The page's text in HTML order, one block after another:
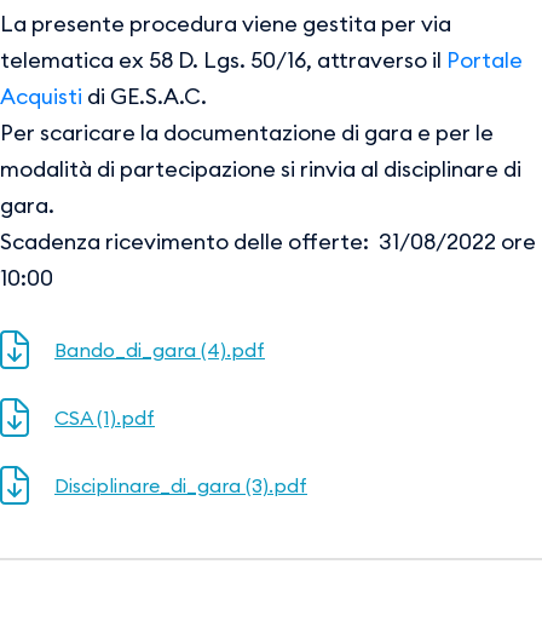
La presente procedura viene gestita per via
telematica ex 58 D. Lgs. 50/16, attraverso il Portale
Acquisti di GE.S.A.C.
Per scaricare la documentazione di gara e per le
modalità di partecipazione si rinvia al disciplinare di
gara.
Scadenza ricevimento delle offerte: 31/08/2022 ore
10:00
Bando_di_gara (4).pdf
CSA (1).pdf
Disciplinare_di_gara (3).pdf